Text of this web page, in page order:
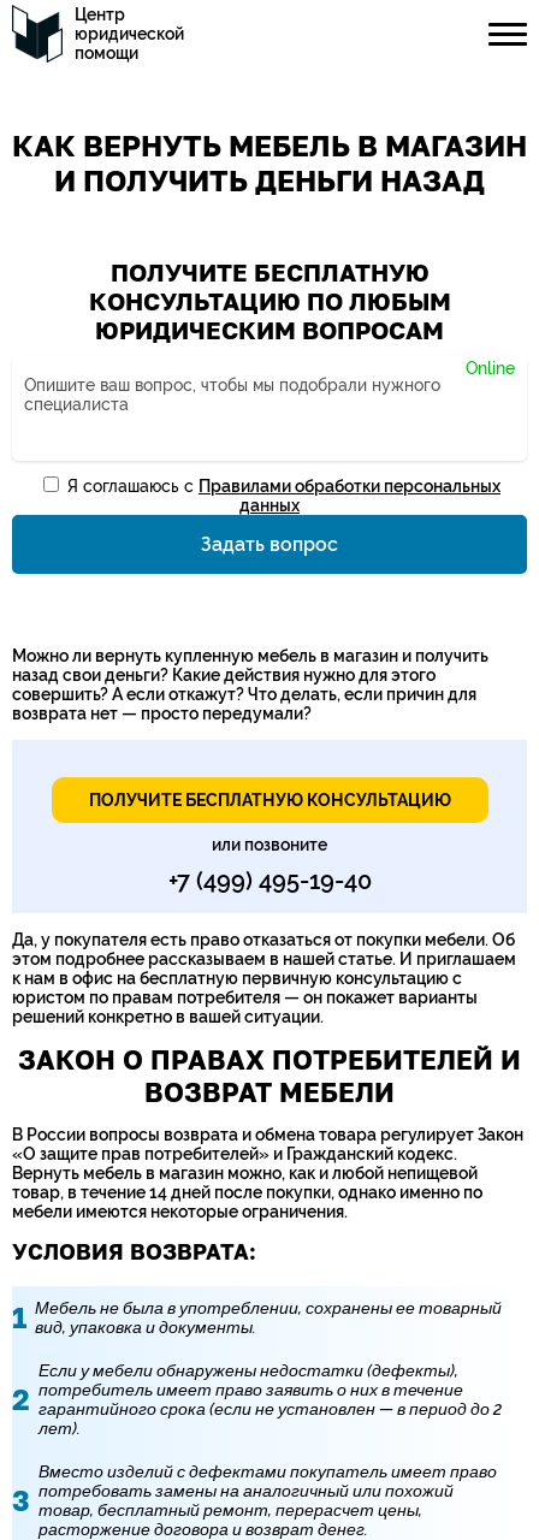
Центр
юридической
помощи
КАК ВЕРНУТЬ МЕБЕЛЬ В МАГАЗИН
И ПОЛУЧИТЬ ДЕНЬГИ НАЗАД
ПОЛУЧИТЕ БЕСПЛАТНУЮ
КОНСУЛЬТАЦИЮ ПО ЛЮБЫМ
ЮРИДИЧЕСКИМ ВОПРОСАМ
Номер телефона*
Я соглашаюсь с Правилами обработки персональных
данных
Задать вопрос
Можно ли вернуть купленную мебель в магазин и получить
назад свои деньги? Какие действия нужно для этого
совершить? А если откажут? Что делать, если причин для
возврата нет — просто передумали?
ПОЛУЧИТЕ БЕСПЛАТНУЮ КОНСУЛЬТАЦИЮ
или позвоните
+7 (499) 495-19-40
Да, у покупателя есть право отказаться от покупки мебели. Об
этом подробнее рассказываем в нашей статье. И приглашаем
к нам в офис на бесплатную первичную консультацию с
юристом по правам потребителя — он покажет варианты
решений конкретно в вашей ситуации.
ЗАКОН О ПРАВАХ ПОТРЕБИТЕЛЕЙ И
ВОЗВРАТ МЕБЕЛИ
В России вопросы возврата и обмена товара регулирует Закон
«О защите прав потребителей» и Гражданский кодекс.
Вернуть мебель в магазин можно, как и любой непищевой
товар, в течение 14 дней после покупки, однако именно по
мебели имеются некоторые ограничения.
УСЛОВИЯ ВОЗВРАТА:
Мебель не была в употреблении, сохранены ее товарный
вид, упаковка и документы.
Если у мебели обнаружены недостатки (дефекты),
потребитель имеет право заявить о них в течение
гарантийного срока (если не установлен — в период до 2
лет).
Вместо изделий с дефектами покупатель имеет право
потребовать замены на аналогичный или похожий
товар, бесплатный ремонт, перерасчет цены,
расторжение договора и возврат денег.